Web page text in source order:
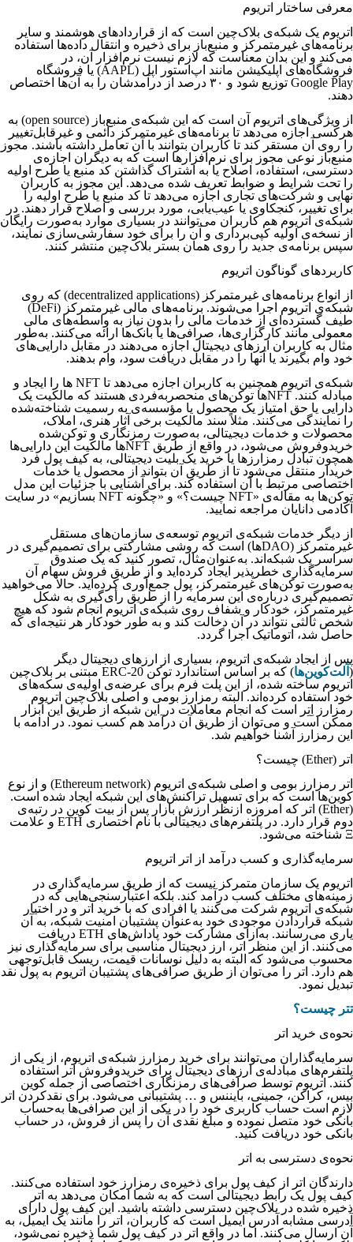
معرفی ساختار اتریوم
اتریوم یک شبکه‌ی بلاک‌چین است که از قراردادهای هوشمند و سایر
برنامه‌های غیرمتمرکز و منبع‌باز برای ذخیره و انتقال داده‌ها استفاده
می‌کند و این بدان معناست که لازم نیست نرم‌افزار آن، در
فروشگاه‌های اپلیکیشن مانند اپ‌استور اپل (AAPL) یا فروشگاه
Google Play توزیع شود و ۳۰ درصد از درآمدشان را به آن‌ها اختصاص
دهند.
از ویژگی‌های اتریوم آن است که این شبکه‌ی منبع‌باز (open source) به
هرکسی اجازه می‌دهد تا برنامه‌های غیرمتمرکز دائمی و غیرقابل‌تغییر
را روی آن مستقر کند تا کاربران بتوانند با آن تعامل داشته باشند. مجوز
منبع‌باز نوعی مجوز برای نرم‌افزارها است که به دیگران اجازه‌ی
دسترسی، استفاده، اصلاح یا به اشتراک گذاشتن کد منبع یا طرح اولیه
را تحت شرایط و ضوابط تعریف شده می‌دهد. این مجوز به کاربران
نهایی و شرکت‌های تجاری اجازه می‌دهد تا کد منبع یا طرح اولیه را
برای تغییر، کنجکاوی یا عیب‌یابی، مورد بررسی و اصلاح قرار دهند. در
شبکه‌ی اتریوم هم کاربران می‌توانند در بسیاری موارد به‌صورت رایگان
از نسخه‌ی اولیه کپی‌برداری و آن را برای خود سفارشی‌سازی نمایند،
سپس برنامه‌ی جدید را روی همان بستر بلاک‌چین منتشر کنند.
کاربردهای گوناگون اتریوم
از انواع برنامه‌های غیرمتمرکز (decentralized applications) که روی
شبکه‌ی اتریوم اجرا می‌شوند. برنامه‌های مالی غیرمتمرکز (DeFi)
طیف گسترده‌ای از خدمات مالی را بدون نیاز به واسطه‌های مالی
معمولی مانند کارگزاری‌ها، صرافی‌ها یا بانک‌ها ارائه می‌کنند. به‌‌‌‌‌‌‌‌‌‌‌‌‌‌‌‌‌‌‌‌‌‌‌‌‌‌‌‌‌‌‌‌‌‌‌‌‌‌‌‌‌طور
مثال به کاربران ارزهای دیجیتال اجازه می‌دهند در مقابل دارایی‌های
خود وام بگیرند یا آنها را در مقابل دریافت سود، وام بدهند.
شبکه‌ی اتریوم همچنین به کاربران اجازه می‌دهد تا NFT ‌ها را ایجاد و
مبادله کنند. NFTها توکن‌های منحصربه‌فردی هستند که مالکیت یک
دارایی یا حق امتیاز یک محصول یا مؤسسه‌ی به رسمیت شناخته‌شده
را نمایندگی می‌کنند. مثلاً سند مالکیت برخی آثار هنری، املاک،
محصولات و خدمات دیجیتالی، به‌صورت رمزنگاری و توکن‌شده
خریدوفروش می‌شود، در واقع از طریق NFTها مالکیت این دارایی‌ها
همچون تبادل رمزارزها یا خرید یک بلیت دیجیتالی، به کیف پول فرد
خریدار منتقل می‌شود تا از طریق آن بتواند از محصول یا خدمات
اختصاصی مرتبط با آن استفاده کند. برای آشنایی با جزئیات این مدل
توکن‌ها به مقاله‌ی «NFT چیست؟» و «چگونه NFT بسازیم» در سایت
آکادمی دانایان مراجعه نمایید.
از دیگر خدمات شبکه‌ی اتریوم توسعه‌ی سازمان‌های مستقل
غیرمتمرکز (DAOها) است که روشی مشارکتی برای تصمیم‌گیری در
سراسر یک شبکه‌اند. به‌عنوان‌مثال، تصور کنید که یک صندوق
سرمایه‌گذاری خطرپذیر ایجاد کرده‌اید و از طریق فروش سهام آن
به‌صورت توکن‌های غیرمتمرکز، پول جمع‌آوری کرده‌اید. حالا می‌خواهید
تصمیم‌گیری درباره‌ی این سرمایه را از طریق رأی‌گیری به شکل
غیرمتمرکز، خودکار و شفاف روی شبکه‌ی اتریوم انجام شود که هیچ
شخص ثالثی نتواند در آن دخالت کند و به طور خودکار هر نتیجه‌ای که
حاصل شد، اتوماتیک اجرا گردد.
پس از ایجاد شبکه‌ی اتریوم، بسیاری از ارزهای دیجیتال دیگر
( آلت‌کوین‌ها
) که بر اساس استاندارد توکن ERC-20 مبتنی بر بلاک‌چین
اتریوم ساخته شده، از این پلت فرم برای عرضه‌ی اولیه‌ی سکه‌های
خود استفاده کرده‌اند. البته رمزارز بومی و اصلی بلاک‌چین اتریوم
رمزارز اِتِر است که انجام معاملات در این شبکه از طریق این ابزار
ممکن است و می‌توان از طریق آن درآمد هم کسب نمود. در ادامه با
این رمزارز آشنا خواهیم شد.
اتر (Ether) چیست؟
اتر رمزارز بومی و اصلی شبکه‌ی اتریوم (Ethereum network) و از نوع
کوین‌ها است که برای تسهیل تراکنش‌های این شبکه ایجاد شده است.
(Ether) اتر که امروزه ازنظر ارزش بازار پس از بیت کوین در رتبه‌ی
دوم قرار دارد. در پلتفرم‌های دیجیتالی با نام اختصاری ETH و علامت
Ξ شناخته می‌شود.
سرمایه‌گذاری و کسب درآمد از اتر اتریوم
اتریوم یک سازمان متمرکز نیست که از طریق سرمایه‌گذاری در
زمینه‌های مختلف کسب درآمد کند. بلکه اعتبار‌سنجی‌هایی که در
شبکه‌ی اتریوم شرکت می‌کنند یا افرادی که با خرید اتر و در اختیار
شبکه قراردادن موجودی خود به‌عنوان پشتیبان امنیت شبکه، به آن
یاری می‌رسانند. به‌ازای مشارکت خود پاداش‌های ETH دریافت
می‌کنند. از این منظر اتر، ارز دیجیتال مناسبی برای سرمایه‌گذاری نیز
محسوب می‌شود که البته به دلیل نوسانات قیمت، ریسک قابل‌توجهی
هم دارد. اتر را می‌توان از طریق صرافی‌های پشتیبان اتریوم به پول نقد
تبدیل نمود.
تتر چیست؟
نحوه‌‌‌‌‌‌‌‌‌‌‌‌‌‌‌‌‌‌‌‌‌‌‌‌‌‌‌‌‌‌‌‌‌‌‌‌‌‌‌‌‌ی خرید اتر
سرمایه‌گذاران می‌توانند برای خرید رمزارز شبکه‌ی اتریوم، از یکی از
پلتفرم‌های مبادله‌ی ارزهای دیجیتال برای خریدوفروش اتر استفاده
کنند. اتریوم توسط صرافی‌های رمزنگاری اختصاصی از جمله کوین
بیس، کراکن، جمینی، بایننس و … پشتیبانی می‌شود. برای نقدکردن اتر
لازم است حساب کاربری خود را در یکی از این صرافی‌ها به‌حساب
بانکی خود متصل نموده و مبلغ نقدی آن را پس از فروش، در حساب
بانکی خود دریافت کنید.
نحوه‌ی دسترسی به اتر
دارندگان اتر از کیف پول برای ذخیره‌ی رمزارز خود استفاده می‌کنند.
کیف پول یک رابط دیجیتالی است که به شما امکان می‌دهد به اتر
ذخیره شده در بلاک‌چین دسترسی داشته باشید. این کیف پول دارای
آدرسی مشابه آدرس ایمیل است که کاربران، اتر را مانند یک ایمیل، به
آن ارسال می‌کنند. اما در واقع اتر در کیف پول شما ذخیره نمی‌شود،